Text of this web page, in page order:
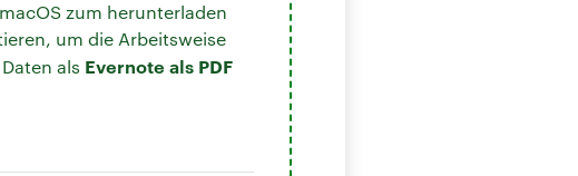
zum herunterladen
um die Arbeitsweise
als Evernote als PDF